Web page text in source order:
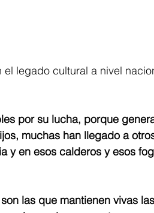
legado cultural a nivel
por su lucha, porque
muchas han llegado a
y en esos calderos y esos
las que mantienen vivas